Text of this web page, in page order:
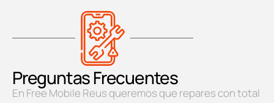
Preguntas Frecuentes
En Free Mobile Reus queremos que repares con total